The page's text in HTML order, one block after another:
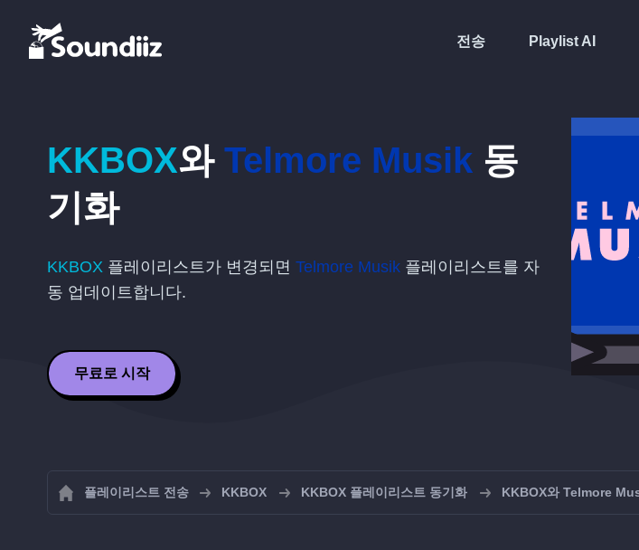
전송 Playlist AI
KKBOX와 Telmore Musik 동
기화
KKBOX 플레이리스트가 변경되면 Telmore Musik 플레이리스트를 자
동 업데이트합니다.
무료로 시작
플레이리스트 전송 KKBOX KKBOX 플레이리스트 동기화 KKBOX와 Telmore